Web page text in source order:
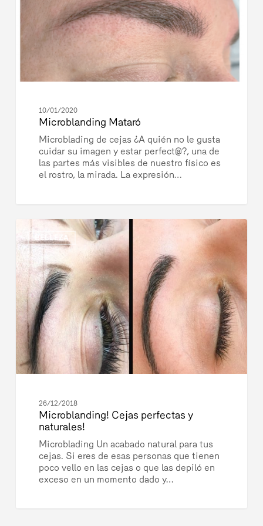
10/01/2020
Microblanding Mataró
Microblading de cejas ¿A quién no le gusta
cuidar su imagen y estar perfect@?, una de
las partes más visibles de nuestro físico es
el rostro, la mirada. La expresión…
Microblanding!
Cejas
perfectas
naturales!
BELLEZA
26/12/2018
Microblanding! Cejas perfectas y
naturales!
Microblading Un acabado natural para tus
cejas. Si eres de esas personas que tienen
poco vello en las cejas o que las depiló en
exceso en un momento dado y…